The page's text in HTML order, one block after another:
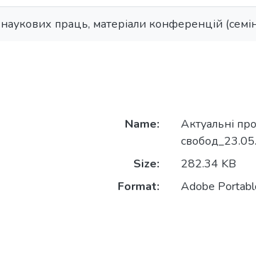
праць, матеріали конференцій
Name:
Актуальні
Size:
282.34 KB
Format:
Adobe